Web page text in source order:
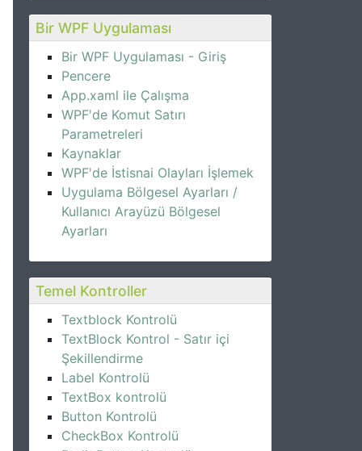
Bir WPF Uygulaması
Bir WPF Uygulaması - Giriş
Pencere
App.xaml ile Çalışma
WPF'de Komut Satırı
Parametreleri
Kaynaklar
WPF'de İstisnai Olayları İşlemek
Uygulama Bölgesel Ayarları /
Kullanıcı Arayüzü Bölgesel
Ayarları
Temel Kontroller
Textblock Kontrolü
TextBlock Kontrol - Satır içi
Şekillendirme
Label Kontrolü
TextBox kontrolü
Button Kontrolü
CheckBox Kontrolü